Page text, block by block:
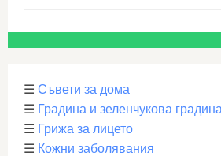
☰ Съвети за дома
☰ Градина и зеленчукова градина
☰ Грижа за лицето
☰ Кожни заболявания